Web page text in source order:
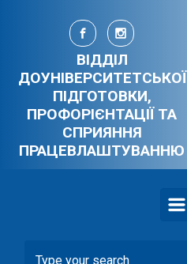
Skip to main content
ВІДДІЛ
ДОУНІВЕРСИТЕТСЬКОЇ
ПІДГОТОВКИ,
ПРОФОРІЄНТАЦІЇ ТА
СПРИЯННЯ
ПРАЦЕВЛАШТУВАННЮ